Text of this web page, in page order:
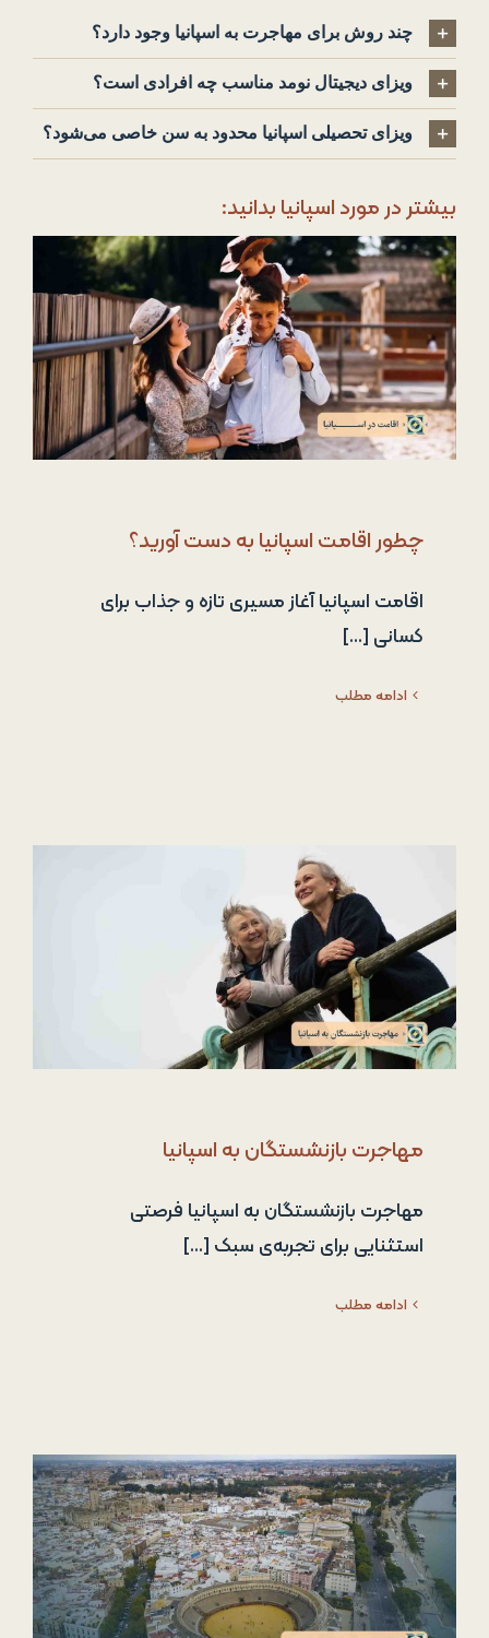
چند روش برای مهاجرت به اسپانیا وجود دارد؟
ویزای دیجیتال نومد مناسب چه افرادی است؟
ویزای تحصیلی اسپانیا محدود به سن خاصی می‌شود؟
بیشتر در مورد اسپانیا بدانید:
چطور اقامت اسپانیا به دست آورید؟
اقامت اسپانیا آغاز مسیری تازه و جذاب برای
کسانی [...]
ادامه مطلب
مهاجرت بازنشستگان به اسپانیا
مهاجرت بازنشستگان به اسپانیا فرصتی
استثنایی برای تجربه‌ی سبک [...]
ادامه مطلب